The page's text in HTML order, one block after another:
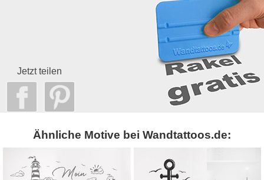
Jetzt teilen
Ähnliche Motive bei Wandtattoos.de: